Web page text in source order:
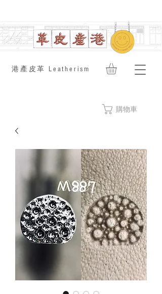
​港產皮革 Leatherism
購物車